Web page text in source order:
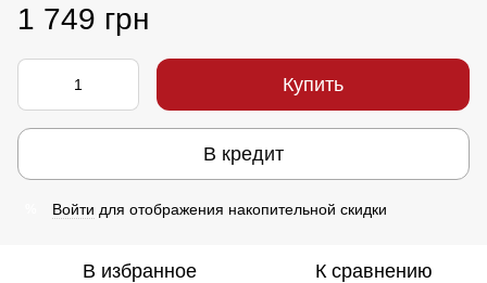
1 749 грн
Купить
В кредит
Войти для отображения накопительной скидки
В избранное К сравнению